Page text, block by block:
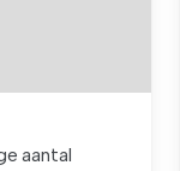
aantal